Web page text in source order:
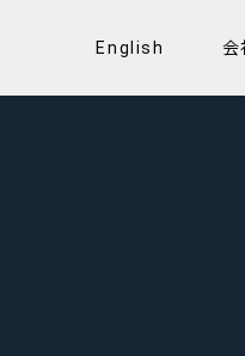
English 会